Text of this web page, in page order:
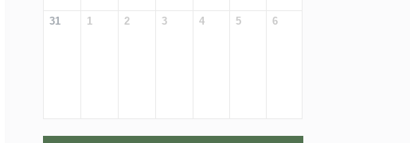
31 1 2 3 4 5 6